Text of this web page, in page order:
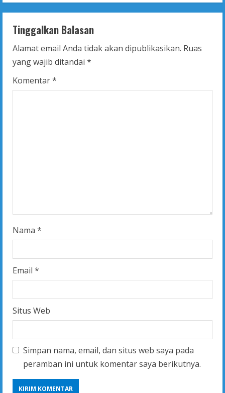
n
u
e
R
Tinggalkan Balasan
Alamat email Anda tidak akan dipublikasikan. Ruas
yang wajib ditandai *
Komentar*
Nama *
Email *
Situs Web
Simpan nama, email, dan situs web saya pada
peramban ini untuk komentar saya berikutnya.